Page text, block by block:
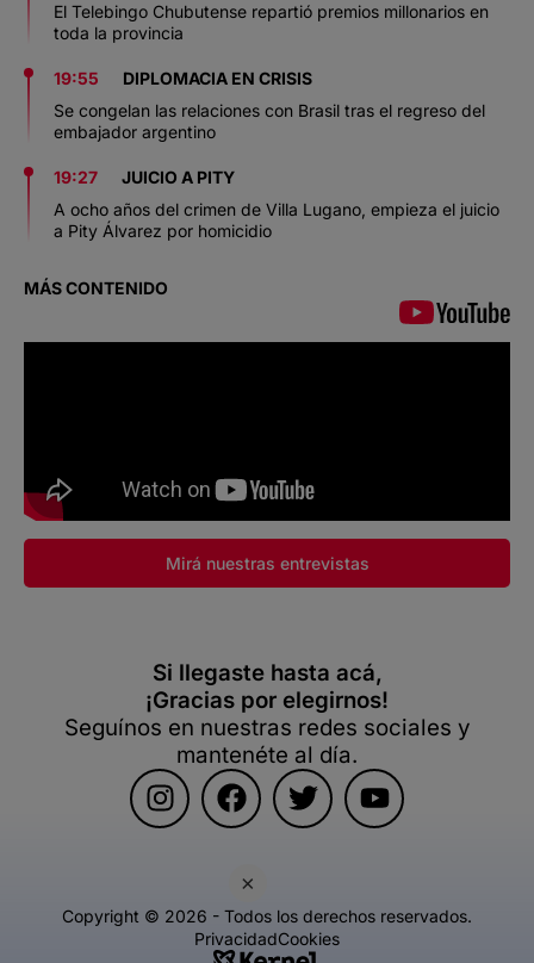
×
El Telebingo Chubutense repartió premios millonarios en
toda la provincia
19:55
DIPLOMACIA EN CRISIS
Se congelan las relaciones con Brasil tras el regreso del
embajador argentino
19:27
JUICIO A PITY
A ocho años del crimen de Villa Lugano, empieza el juicio
a Pity Álvarez por homicidio
MÁS CONTENIDO
Mirá nuestras entrevistas
Si llegaste hasta acá,
¡Gracias por elegirnos!
Seguínos en nuestras redes sociales y
mantenéte al día.
Copyright © 2026 - Todos los derechos reservados.
PrivacidadCookies